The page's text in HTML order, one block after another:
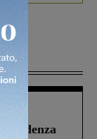
scadenza